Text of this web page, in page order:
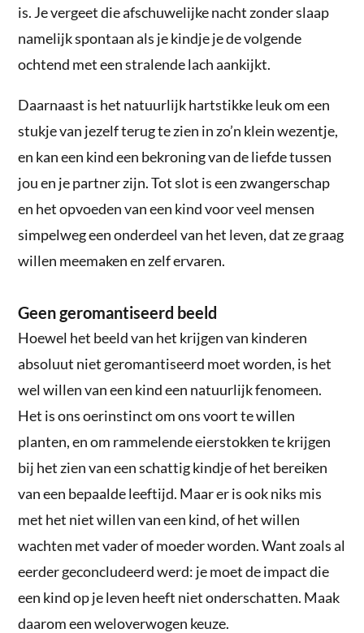
is. Je vergeet die afschuwelijke nacht zonder slaap
namelijk spontaan als je kindje je de volgende
ochtend met een stralende lach aankijkt.
Daarnaast is het natuurlijk hartstikke leuk om een
stukje van jezelf terug te zien in zo’n klein wezentje,
en kan een kind een bekroning van de liefde tussen
jou en je partner zijn. Tot slot is een zwangerschap
en het opvoeden van een kind voor veel mensen
simpelweg een onderdeel van het leven, dat ze graag
willen meemaken en zelf ervaren.
Geen geromantiseerd beeld
Hoewel het beeld van het krijgen van kinderen
absoluut niet geromantiseerd moet worden, is het
wel willen van een kind een natuurlijk fenomeen.
Het is ons oerinstinct om ons voort te willen
planten, en om rammelende eierstokken te krijgen
bij het zien van een schattig kindje of het bereiken
van een bepaalde leeftijd. Maar er is ook niks mis
met het niet willen van een kind, of het willen
wachten met vader of moeder worden. Want zoals al
eerder geconcludeerd werd: je moet de impact die
een kind op je leven heeft niet onderschatten. Maak
daarom een weloverwogen keuze.